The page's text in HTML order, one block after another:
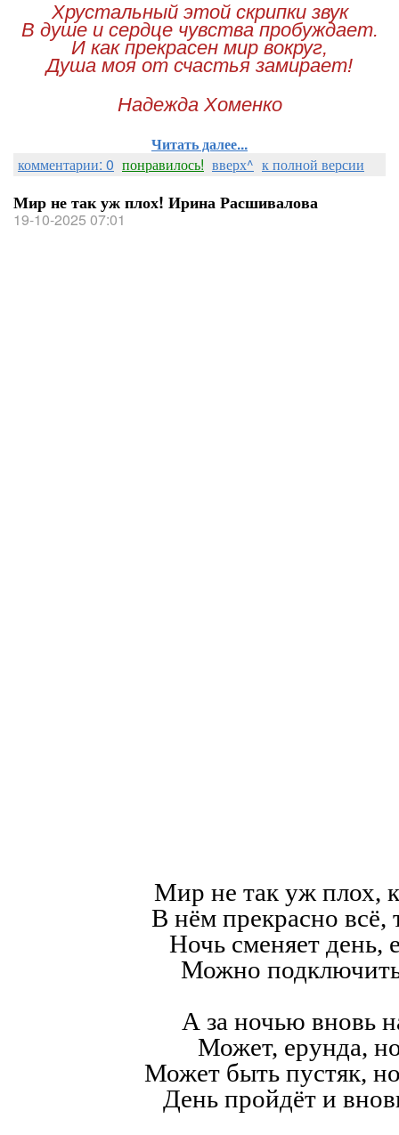
Хрустальный этой скрипки звук
В душе и сердце чувства пробуждает.
И как прекрасен мир вокруг,
Душа моя от счастья замирает!
Надежда Хоменко
Читать далее...
комментарии: 0 понравилось! вверх^ к полной версии
Мир не так уж плох! Ирина Расшивалова
19-10-2025 07:01
Мир не так уж плох,
В нём прекрасно всё,
Ночь сменяет день,
Можно
А за ночью вновь
Может, ерунда,
Может быть пустяк,
День пройдёт и